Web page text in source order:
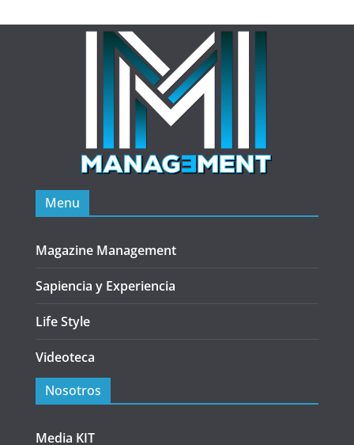
Menu
Magazine Management
Sapiencia y Experiencia
Life Style
Videoteca
Nosotros
Media KIT